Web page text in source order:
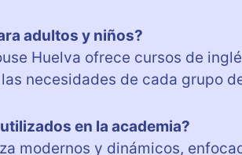
adultos y niños?
Huelva ofrece cursos de
necesidades de cada grupo
en la academia?
modernos y dinámicos,